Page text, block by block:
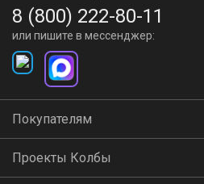
8 (800) 222-80-11
или пишите в мессенджер:
Покупателям
Проекты Колбы